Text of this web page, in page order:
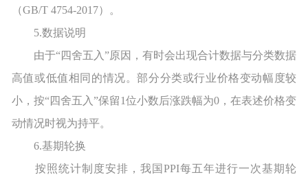
（GB/T 4754-2017）。
5.数据说明
由于“四舍五入”原因，有时会出现合计数据与分类数据
高值或低值相同的情况。部分分类或行业价格变动幅度较
小，按“四舍五入”保留1位小数后涨跌幅为0，在表述价格变
动情况时视为持平。
6.基期轮换
按照统计制度安排，我国PPI每五年进行一次基期轮